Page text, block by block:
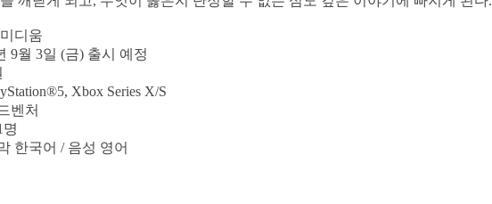
디움
9월 3일 (금) 출시 예정
Xbox Series X/S
벤처
한국어 / 음성 영어